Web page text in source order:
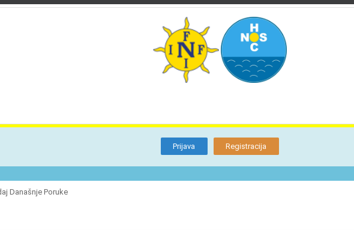
Prijava Registracija
Današnje Poruke